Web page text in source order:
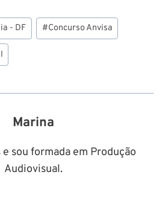
- DF #Concurso Anvisa
Marina
sou formada em Produção
Audiovisual.